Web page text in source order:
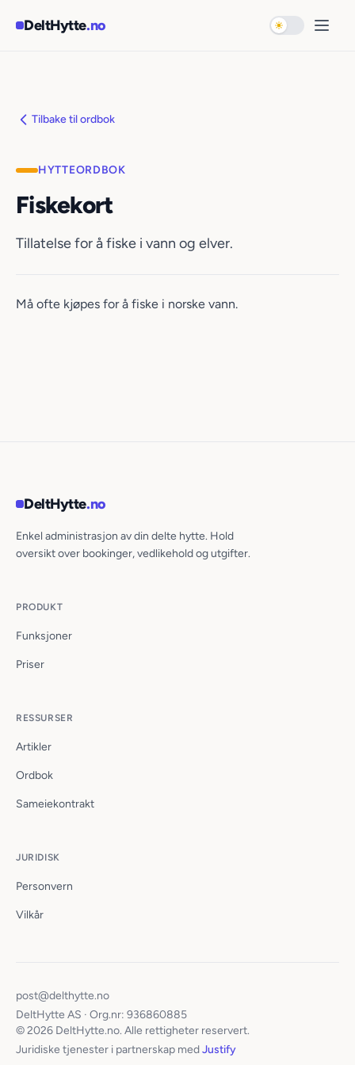
DeltHytte.no Bytt til mørk
Åpne
Tilbake til ordbok
HYTTEORDBOK
Fiskekort
Tillatelse for å fiske i vann og elver.
Må ofte kjøpes for å fiske i norske vann.
DeltHytte.no
Enkel administrasjon av din delte hytte. Hold
oversikt over bookinger, vedlikehold og utgifter.
PRODUKT
Funksjoner
Priser
RESSURSER
Artikler
Ordbok
Sameiekontrakt
JURIDISK
Personvern
Vilkår
post@delthytte.no
DeltHytte AS · Org.nr: 936860885
© 2026 DeltHytte.no. Alle rettigheter reservert.
Juridiske tjenester i partnerskap medJustify